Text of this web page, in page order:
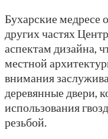
Бухарские медресе
других частях
аспектам дизайна,
местной
внимания
деревянные двери,
использования
резьбой.